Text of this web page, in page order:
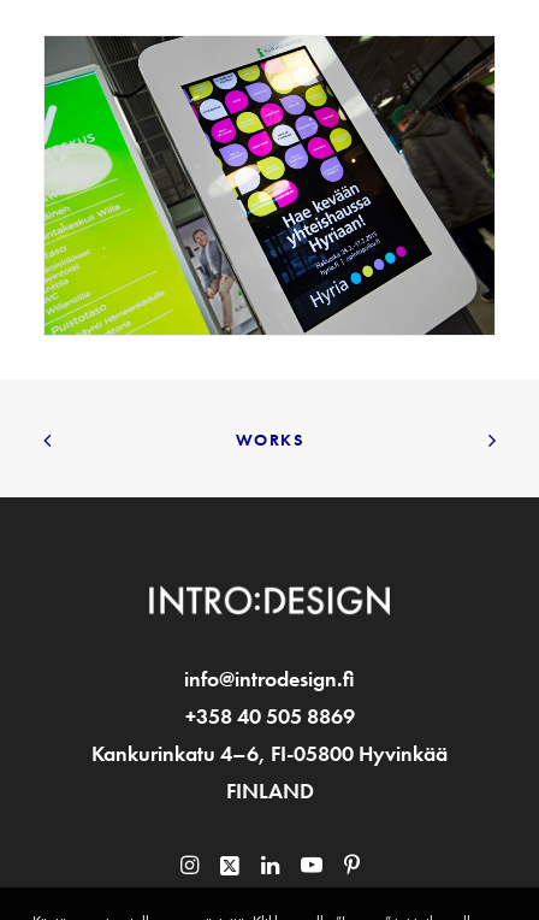
Mainonta/Marketing , Grafiikka/Graphics
WORKS
info@introdesign.fi
+358 40 505 8869
Kankurinkatu 4–6, FI-05800 Hyvinkää
FINLAND